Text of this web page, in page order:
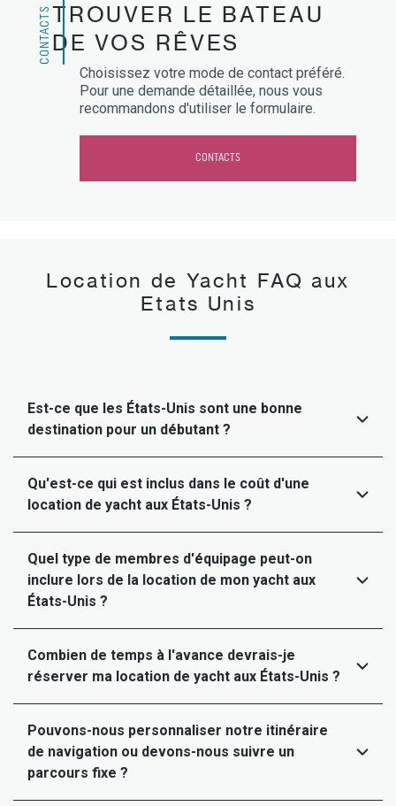
CONTACTSTROUVER LE BATEAU
DE VOS RÊVES
Choisissez votre mode de contact préféré.
Pour une demande détaillée, nous vous
recommandons d'utiliser le formulaire.
CONTACTS
Location de Yacht FAQ aux
Etats Unis
Est-ce que les États-Unis sont une bonne
destination pour un débutant ?
Qu'est-ce qui est inclus dans le coût d'une
location de yacht aux États-Unis ?
Quel type de membres d'équipage peut-on
inclure lors de la location de mon yacht aux
États-Unis ?
Combien de temps à l'avance devrais-je
réserver ma location de yacht aux États-Unis ?
Pouvons-nous personnaliser notre itinéraire
de navigation ou devons-nous suivre un
parcours fixe ?